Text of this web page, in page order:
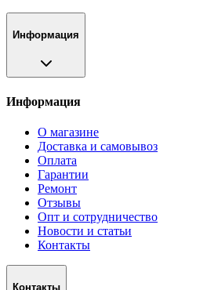
Информация
Информация
О магазине
Доставка и самовывоз
Оплата
Гарантии
Ремонт
Отзывы
Опт и сотрудничество
Новости и статьи
Контакты
Контакты